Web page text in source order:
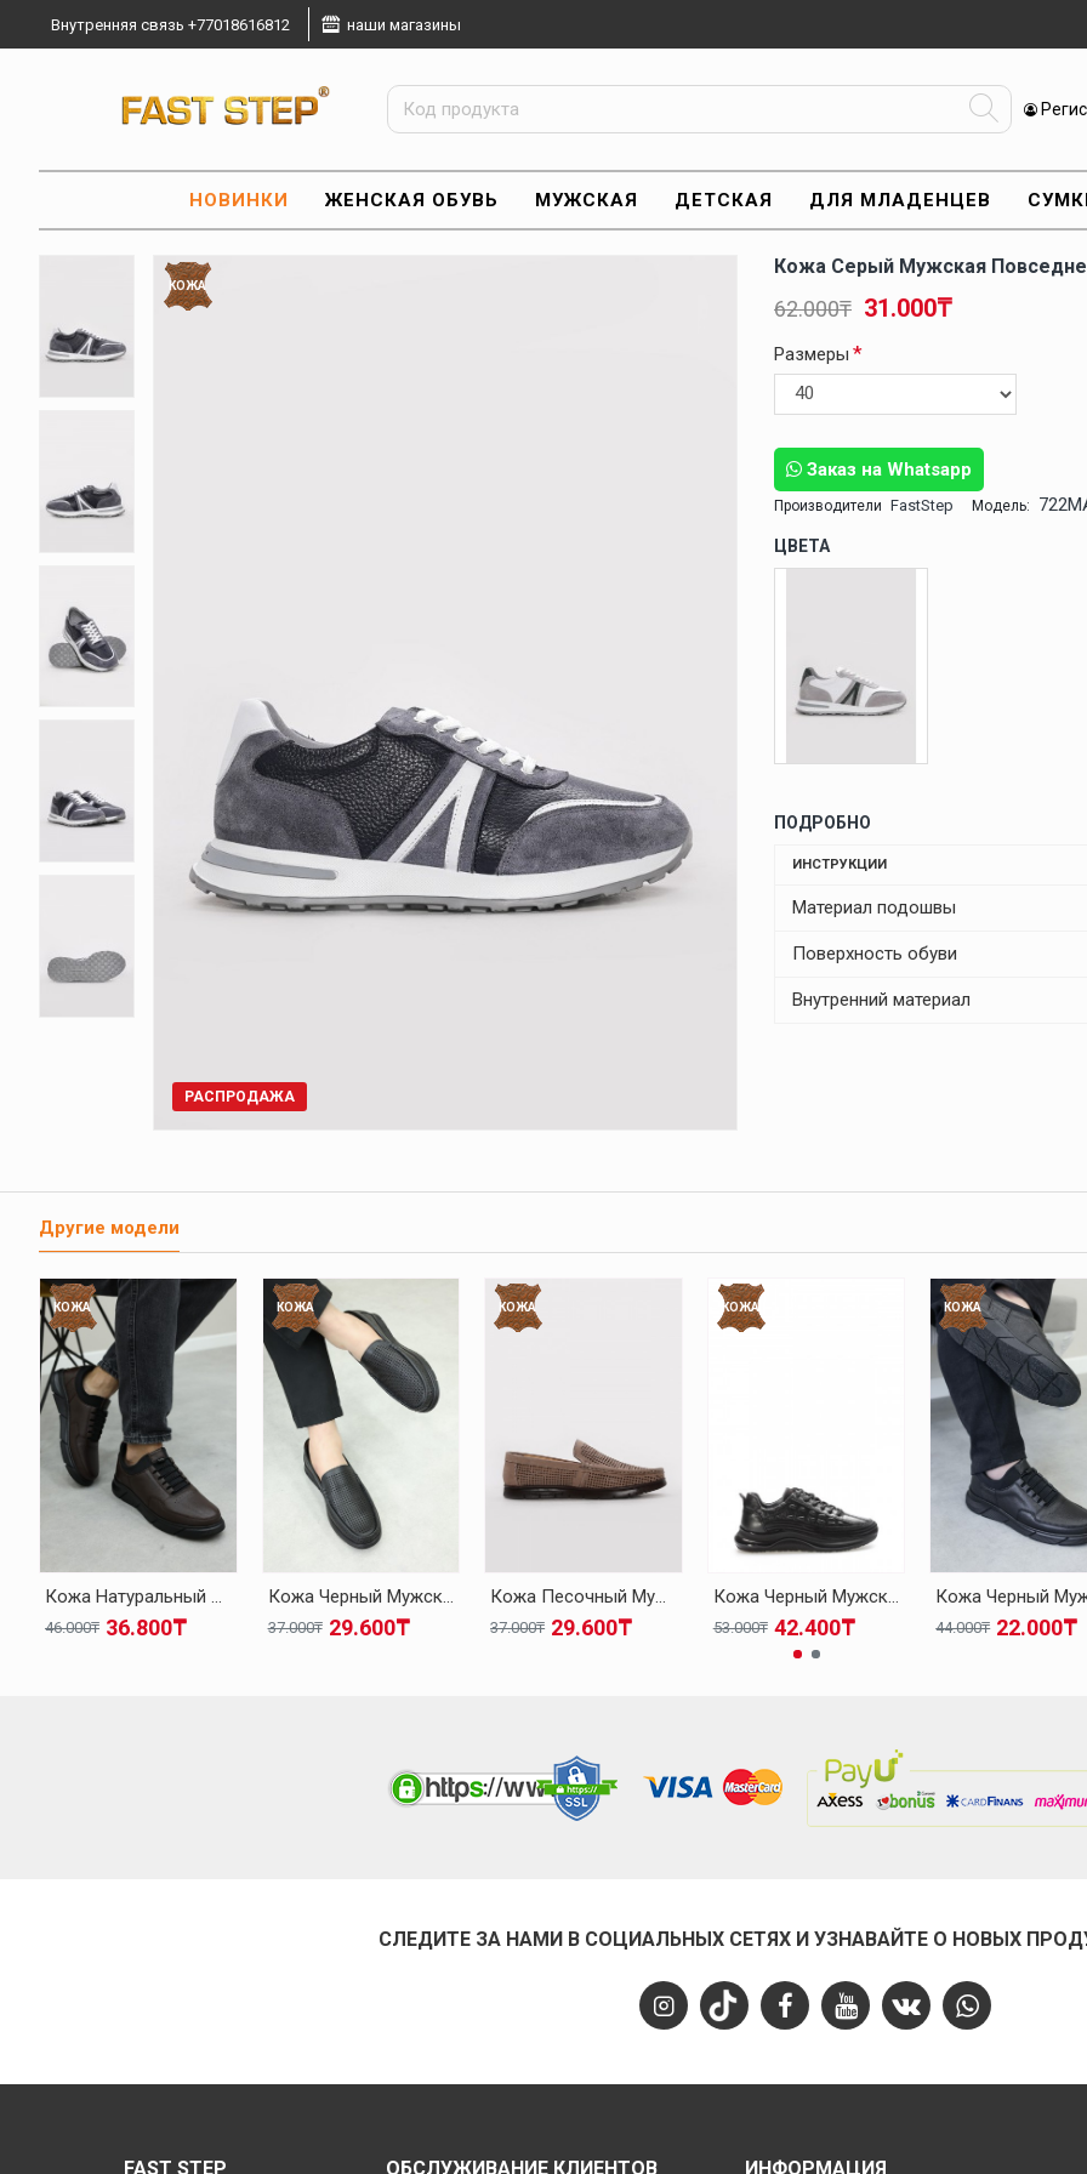
Внутренняя связь +77018616812 наши магазины
НОВИНКИ ЖЕНСКАЯ ОБУВЬ МУЖСКАЯ ДЕТСКАЯ ДЛЯ МЛАДЕНЦЕВ
КОЖА
РАСПРОДАЖА
Кожа Серый Мужская
Заказ на Whatsapp
Производители FastStep Модель:
31.000₸
62.000₸
Размеры
ЦВЕТА
ПОДРОБНО
ИНСТРУКЦИИ
Материал подошвы
Поверхность обуви
Внутренний материал
Другие модели
КОЖА
Кожа Натуральный Мех Коричневый Мужская Повседневная Обувь 126KMA137
36.800₸
46.000₸
КОЖА
Кожа Черный Мужская Повседневная Обувь 126MA001
29.600₸
37.000₸
КОЖА
Кожа Песочный Мужская Повседневная Обувь 126MA001
29.600₸
37.000₸
КОЖА
Кожа Черный Мужская Повседневная Обувь 126MA1004
42.400₸
53.000₸
КОЖА
22.000₸
44.000₸
СЛЕДИТЕ ЗА НАМИ В СОЦИАЛЬНЫХ СЕТЯХ И УЗНАВАЙТЕ О НОВЫХ
FAST STEP ОБСЛУЖИВАНИЕ КЛИЕНТОВ ИНФОРМАЦИЯ